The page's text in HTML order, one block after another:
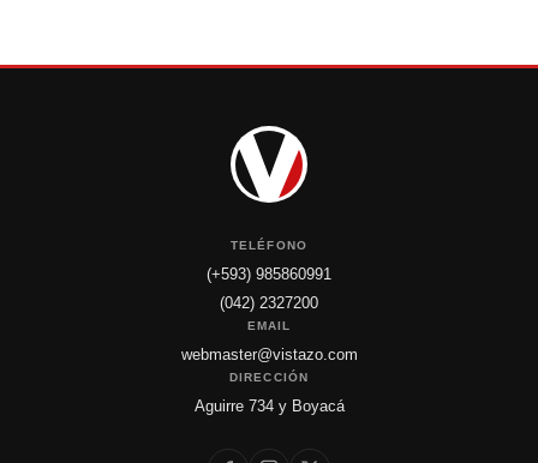
TELÉFONO
(+593) 985860991
(042) 2327200
EMAIL
webmaster@vistazo.com
DIRECCIÓN
Aguirre 734 y Boyacá